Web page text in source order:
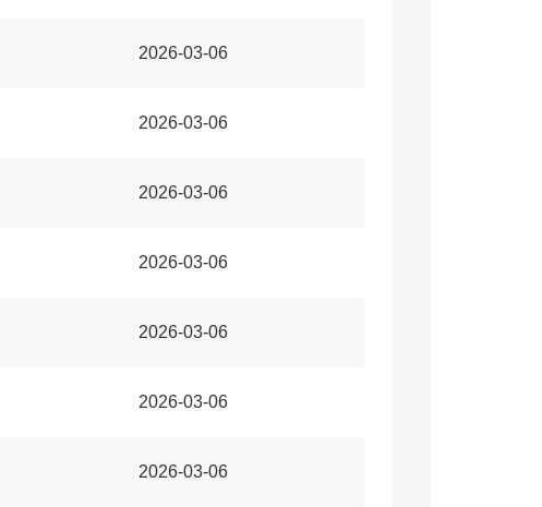
2026-03-06
2026-03-06
2026-03-06
2026-03-06
2026-03-06
2026-03-06
2026-03-06